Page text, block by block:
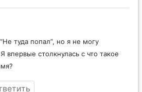
туда попал”, но я не могу
впервые столкнулась с что такое